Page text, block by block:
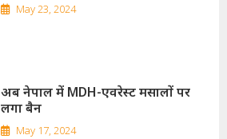
May 23, 2024
अब नेपाल में MDH-एवरेस्ट मसालों पर
लगा बैन
May 17, 2024